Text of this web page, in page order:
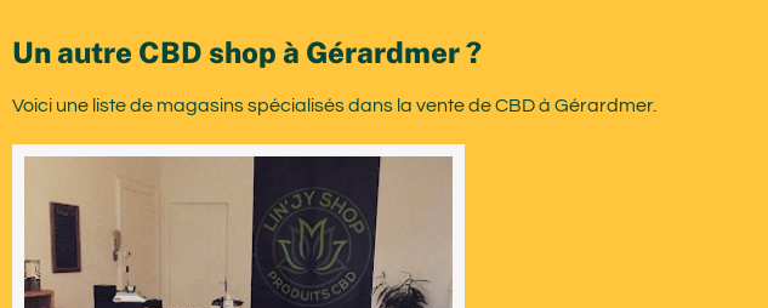
Un autre CBD shop à Gérardmer ?
Voici une liste de magasins spécialisés dans la vente de CBD à Gérardmer.